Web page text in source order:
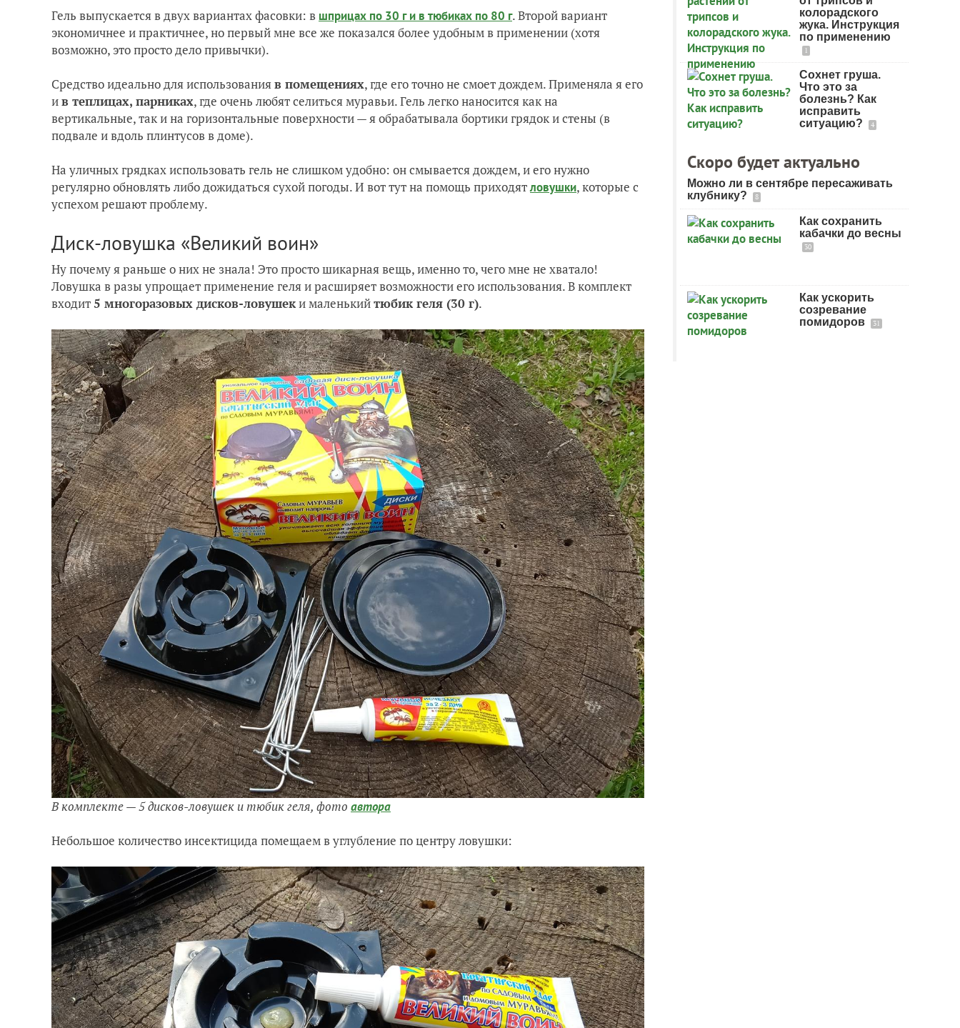
Гель выпускается в двух вариантах фасовки: в шприцах по 30 ги в тюбиках по 80 г. Второй вариант
экономичнее и практичнее, но первый мне все же показался более удобным в применении (хотя
возможно, это просто дело привычки).
Средство идеально для использованияв помещениях, где его точно не смоет дождем. Применяла я его
ив теплицах, парниках, где очень любят селиться муравьи. Гель легко наносится как на
вертикальные, так и на горизонтальные поверхности — я обрабатывала бортики грядок и стены (в
подвале и вдоль плинтусов в доме).
На уличных грядках использовать гель не слишком удобно: он смывается дождем, и его нужно
регулярно обновлять либо дожидаться сухой погоды. И вот тут на помощь приходятловушки, которые с
успехом решают проблему.
Диск-ловушка «Великий воин»
Ну почему я раньше о них не знала! Это просто шикарная вещь, именно то, чего мне не хватало!
Ловушка в разы упрощает применение геля и расширяет возможности его использования. В комплект
входит5 многоразовых дисков-ловушеки маленькийтюбик геля (30 г).
В комплекте — 5 дисков-ловушек и тюбик геля, фото автора
Небольшое количество инсектицида помещаем в углубление по центру ловушки:
колорадского
жука. Инструкция
по применению
1
Сохнет груша.
Что это за
болезнь? Как
исправить
ситуацию?
4
Скоро будет актуально
Можно ли в сентябре пересаживать
клубнику?
8
Как сохранить
кабачки до весны
30
Как ускорить
созревание
помидоров
31